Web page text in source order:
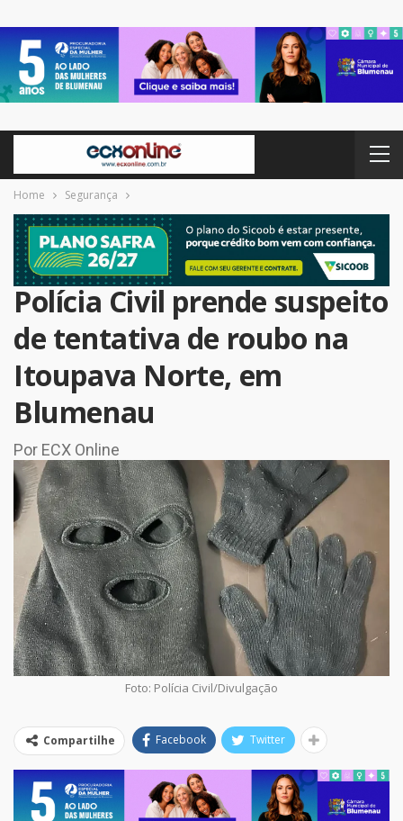
Home Segurança
Polícia Civil prende suspeito
de tentativa de roubo na
Itoupava Norte, em
Blumenau
Por ECX Online
Foto: Polícia Civil/Divulgação
Compartilhe Facebook Twitter